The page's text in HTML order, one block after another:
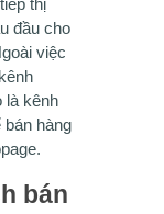
thị
đầu cho
việc
là kênh
bán hàng
bán